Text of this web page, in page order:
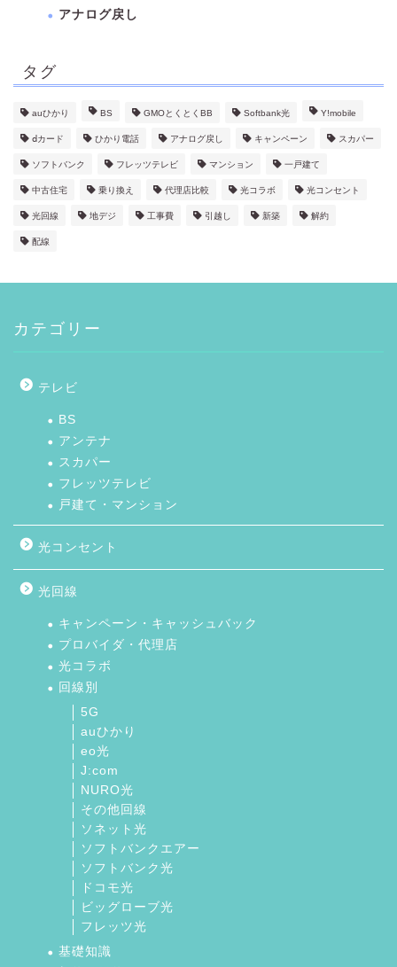
アナログ戻し
タグ
auひかり BS GMOとくとくBB Softbank光 Y!mobile
ⅾカード ひかり電話 アナログ戻し キャンペーン スカパー
ソフトバンク フレッツテレビ マンション 一戸建て
中古住宅 乗り換え 代理店比較 光コラボ 光コンセント
光回線 地デジ 工事費 引越し 新築 解約
配線
カテゴリー
テレビ
BS
アンテナ
スカパー
フレッツテレビ
戸建て・マンション
光コンセント
光回線
キャンペーン・キャッシュバック
プロバイダ・代理店
光コラボ
回線別
5G
auひかり
eo光
J:com
NURO光
その他回線
ソネット光
ソフトバンクエアー
ソフトバンク光
ドコモ光
ビッグローブ光
フレッツ光
基礎知識